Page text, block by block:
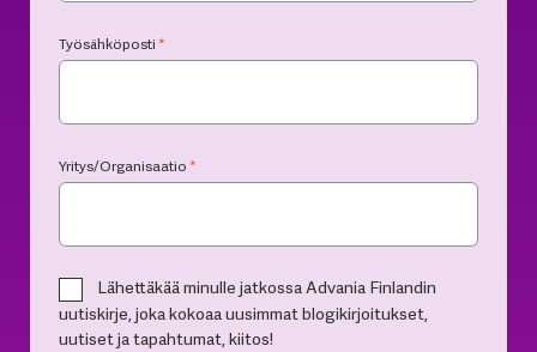
Työsähköposti*
Yritys/Organisaatio*
Lähettäkää minulle jatkossa Advania Finlandin
uutiskirje, joka kokoaa uusimmat blogikirjoitukset,
uutiset ja tapahtumat, kiitos!